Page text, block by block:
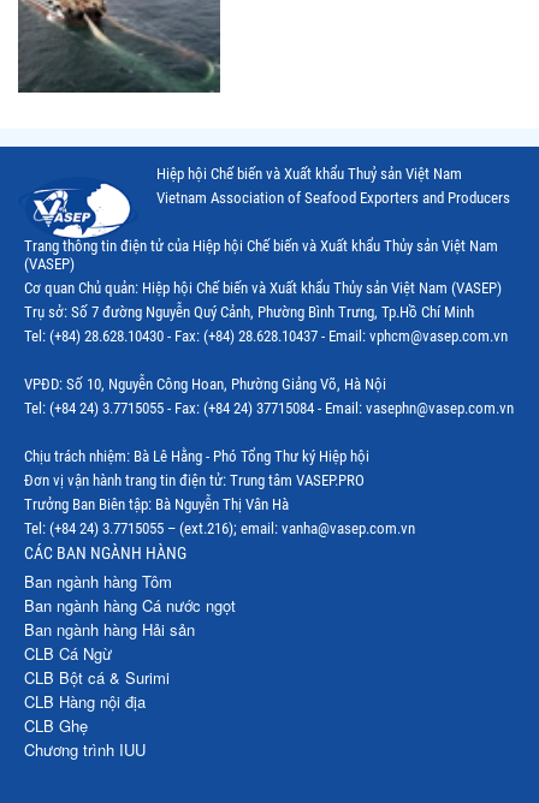
Hiệp hội Chế biến và Xuất khẩu Thuỷ sản Việt Nam
Vietnam Association of Seafood Exporters and Producers
Trang thông tin điện tử của Hiệp hội Chế biến và Xuất khẩu Thủy sản Việt Nam
(VASEP)
Cơ quan Chủ quản: Hiệp hội Chế biến và Xuất khẩu Thủy sản Việt Nam (VASEP)
Trụ sở: Số 7 đường Nguyễn Quý Cảnh, Phường Bình Trưng, Tp.Hồ Chí Minh
Tel: (+84) 28.628.10430 - Fax: (+84) 28.628.10437 - Email: vphcm@vasep.com.vn
VPĐD: Số 10, Nguyễn Công Hoan, Phường Giảng Võ, Hà Nội
Tel: (+84 24) 3.7715055 - Fax: (+84 24) 37715084 - Email: vasephn@vasep.com.vn
Chịu trách nhiệm: Bà Lê Hằng - Phó Tổng Thư ký Hiệp hội
Đơn vị vận hành trang tin điện tử: Trung tâm VASEP.PRO
Trưởng Ban Biên tập: Bà Nguyễn Thị Vân Hà
Tel: (+84 24) 3.7715055 – (ext.216); email: vanha@vasep.com.vn
CÁC BAN NGÀNH HÀNG
Ban ngành hàng Tôm
Ban ngành hàng Cá nước ngọt
Ban ngành hàng Hải sản
CLB Cá Ngừ
CLB Bột cá & Surimi
CLB Hàng nội địa
CLB Ghẹ
Chương trình IUU